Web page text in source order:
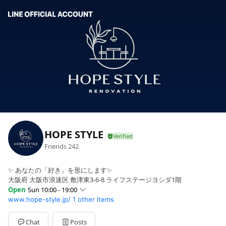
HOPE STYLE
Friends242
✨ あなたの「好き」を形にします✨
大阪府 大阪市浪速区 敷津東3-6-8 ライフステージヨシダ1階
Open Sun 10:00 - 19:00
Sun10:00 - 19:00
Mon10:00 - 19:00
TueClosed
www.hope-style.jp/ 1 other items
Chat Posts